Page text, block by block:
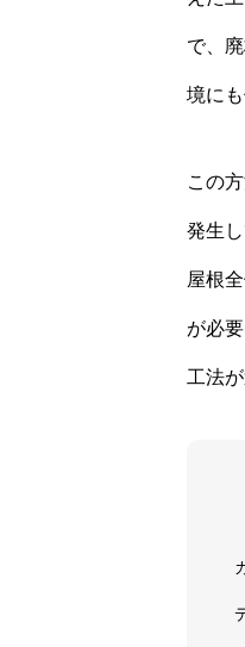
で、
境に
この
発生
屋根
が必
工法